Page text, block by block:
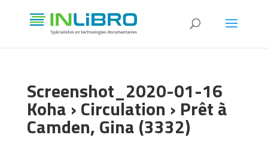
Screenshot_2020-01-16
Koha › Circulation › Prêt à
Camden, Gina (3332)